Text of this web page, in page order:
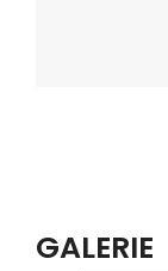
GALERIE